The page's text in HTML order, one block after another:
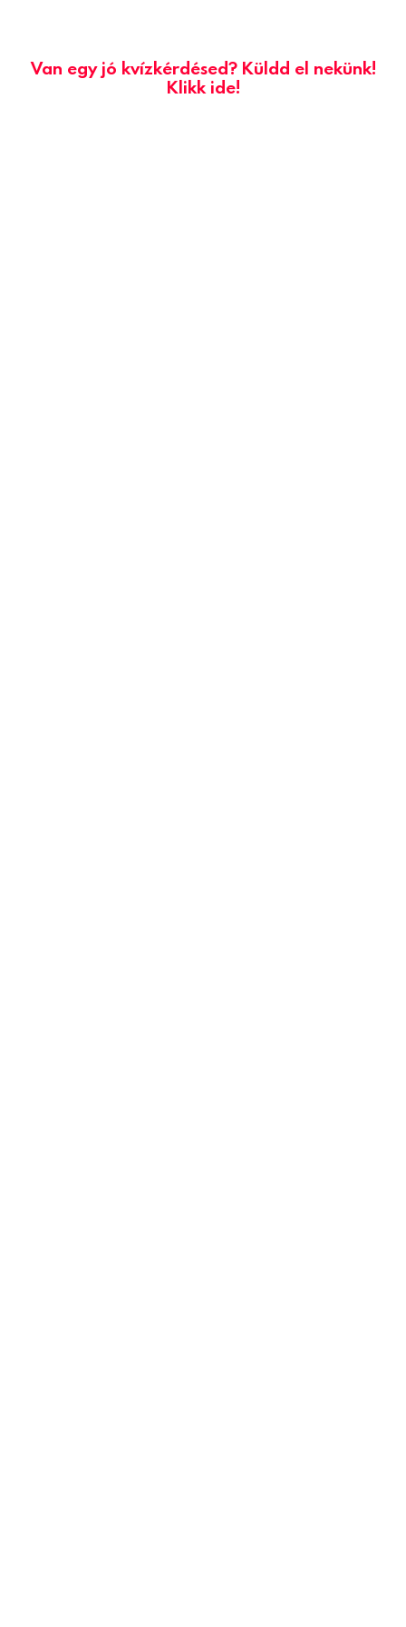
Van egy jó kvízkérdésed? Küldd el nekünk!
Klikk ide!